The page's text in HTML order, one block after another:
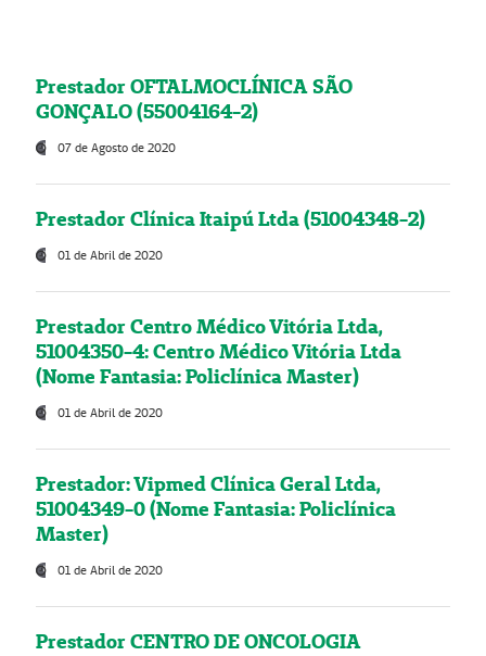
Prestador OFTALMOCLÍNICA SÃO
GONÇALO (55004164-2)
07 de Agosto de 2020
Prestador Clínica Itaipú Ltda (51004348-2)
01 de Abril de 2020
Prestador Centro Médico Vitória Ltda,
51004350-4: Centro Médico Vitória Ltda
(Nome Fantasia: Policlínica Master)
01 de Abril de 2020
Prestador: Vipmed Clínica Geral Ltda,
51004349-0 (Nome Fantasia: Policlínica
Master)
01 de Abril de 2020
Prestador CENTRO DE ONCOLOGIA